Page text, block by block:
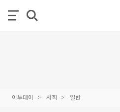
이투데이 사회 일반